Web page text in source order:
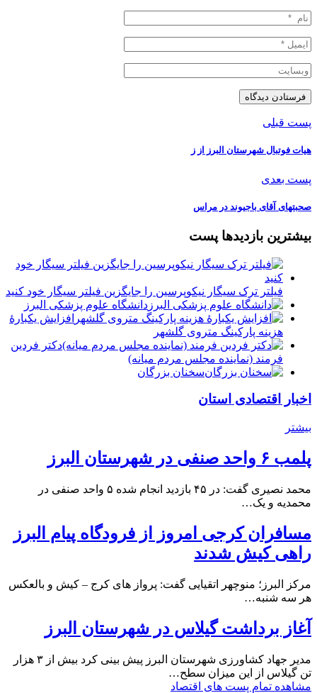
پست قبلی
هیات فوتبال شهرستان البرز از ز
پست بعدی
صحبتهای آقای باجیوند در مراس
بیشترین بازدیدها پست
فیلتر ترک سیگار نیکوپرسین را جایگزین فیلتر سیگار خود کنید
دانشگاه علوم پزشکی البرز
افزایش یکبارۀ
هزینه پارکینگ متروی گلشهر
دكتر فردين
فرمند (نماينده مجلس مردم میانه)
سخنان بزرگان
اخبار اقتصادی استان
بیشتر
پلمب ۶ واحد صنفی در شهرستان البرز
محمد نصیری گفت: در ۴۵ بازدید انجام شده ۵ واحد صنفی در
محمدیه و یک…
مسافران کرجی امروز از فرودگاه پیام البرز
راهی کیش شدند
مرکز البرز؛ منوچهر اتقیایی گفت: پرواز های کرج – کیش و بالعکس
هر سه شنبه…
آغاز برداشت گیلاس در شهرستان البرز
مدیر جهاد کشاورزی شهرستان البرز پیش بینی کرد بیش از ۳ هزار
تن گیلاس از این میزان سطح…
مشاهده تمام پست های اقتصاد